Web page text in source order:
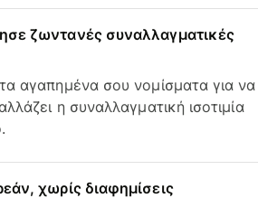
ζωντανές συναλλαγματικές
αγαπημένα σου νομίσματα για να
η συναλλαγματική ισοτιμία
χωρίς διαφημίσεις